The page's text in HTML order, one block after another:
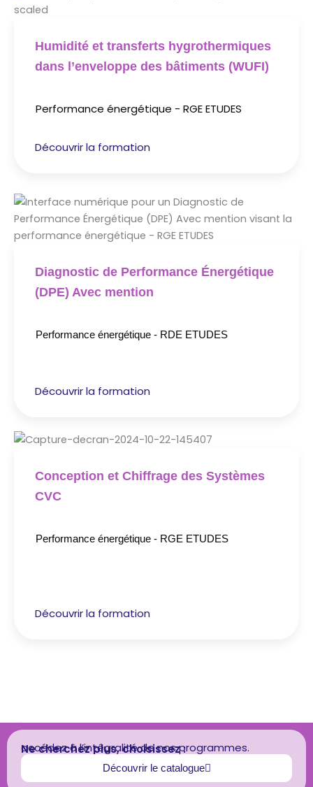
Humidité et transferts hygrothermiques
dans l’enveloppe des bâtiments (WUFI)
Performance énergétique - RGE ETUDES
Découvrir la formation
Diagnostic de Performance Énergétique
(DPE) Avec mention
Performance énergétique - RDE ETUDES
Découvrir la formation
Conception et Chiffrage des Systèmes
CVC
Performance énergétique - RGE ETUDES
Découvrir la formation
Ne cherchez plus, choisissez :
accédez à l’intégralité de nos programmes.
Découvrir le catalogue